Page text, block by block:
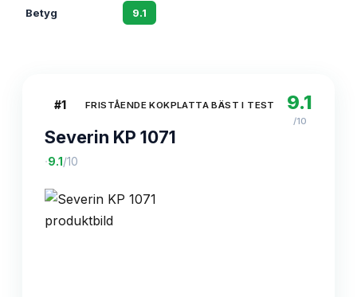
Betyg 9.1
#1 FRISTÅENDE KOKPLATTA BÄST I TEST
Severin KP 1071
·9.1 /10
9.1
/10